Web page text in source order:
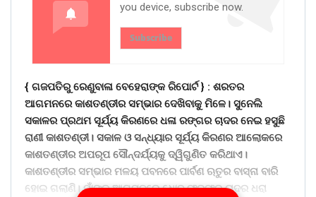
you device, subscribe now.
Subscribe
{ ଗଜପତିରୁ ରେଣୁବାଳା ବେହେରାଙ୍କ ରିପୋର୍ଟ } : ଶରତର
ଆଗମନରେ କାଶତଣ୍ଡୀର ସମ୍ଭାର ଦେଖିବାକୁ ମିଳେ। ସୁନେଲି
ସକାଳର ପ୍ରଥମ ସୂର୍ଯ୍ୟ କିରଣରେ ଧଳା ରଙ୍ଗର ଚାଦର ନେଇ ହସୁଛି
ରାଣୀ କାଶତଣ୍ଡୀ। ସକାଳ ଓ ସନ୍ଧ୍ୟାର ସୂର୍ଯ୍ୟ କିରଣର ଆଲୋକରେ
କାଶତଣ୍ଡୀର ଅପରୂପ ସୌନ୍ଦର୍ଯ୍ୟକୁ ଦ୍ୱିଗୁଣିତ କରିଥାଏ।
କାଶତଣ୍ଡୀର ସମ୍ଭାର ମଳୟ ପବନରେ ପାର୍ବଣ ଋତୁର ବାସ୍ନା ବାରି
ହୋଇ ଗଲାଣି। ମାଁଙ୍କ ଆଗମନରେ ଧୋବ ଫରଫର ଚାଦର ଧରା